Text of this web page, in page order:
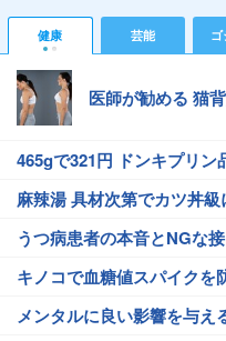
健康 芸能
医師が勧める 猫
465gで321円 ドンキプリン
麻辣湯 具材次第でカツ丼級
うつ病患者の本音とNGな
キノコで血糖値スパイクを
メンタルに良い影響を与え